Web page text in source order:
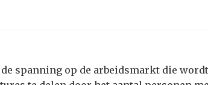
spanning op de arbeidsmarkt die